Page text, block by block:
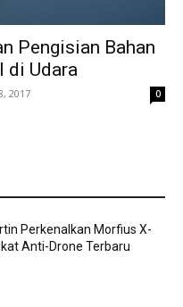
Pengisian Bahan
di Udara
2017 0
Perkenalkan Morfius X-
Anti-Drone Terbaru